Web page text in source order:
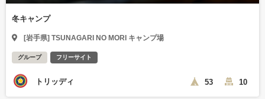
冬キャンプ
[岩手県] TSUNAGARI NO MORI キャンプ場
グループ フリーサイト
トリッディ 53 10